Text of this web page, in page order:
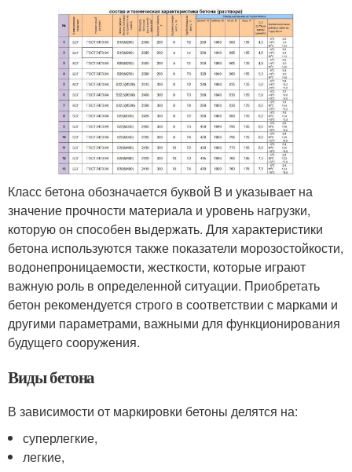
Класс бетона обозначается буквой B и указывает на
значение прочности материала и уровень нагрузки,
которую он способен выдержать. Для характеристики
бетона используются также показатели морозостойкости,
водонепроницаемости, жесткости, которые играют
важную роль в определенной ситуации. Приобретать
бетон рекомендуется строго в соответствии с марками и
другими параметрами, важными для функционирования
будущего сооружения.
Виды бетона
В зависимости от маркировки бетоны делятся на:
суперлегкие,
легкие,